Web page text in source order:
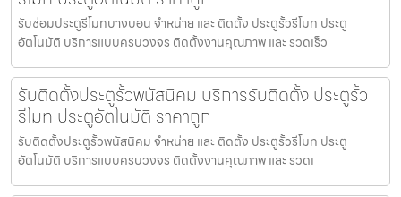
รับซ่อมประตูรีโมทบางบอน จำหน่าย และ ติดตั้ง ประตูรั้วรีโมท ประตู
อัตโนมัติ บริการแบบครบวงจร ติดตั้งงานคุณภาพ และ รวดเร็ว
รับติดตั้งประตูรั้วพนัสนิคม บริการรับติดตั้ง ประตูรั้ว
รีโมท ประตูอัตโนมัติ ราคาถูก
รับติดตั้งประตูรั้วพนัสนิคม จำหน่าย และ ติดตั้ง ประตูรั้วรีโมท ประตู
อัตโนมัติ บริการแบบครบวงจร ติดตั้งงานคุณภาพ และ รวดเ